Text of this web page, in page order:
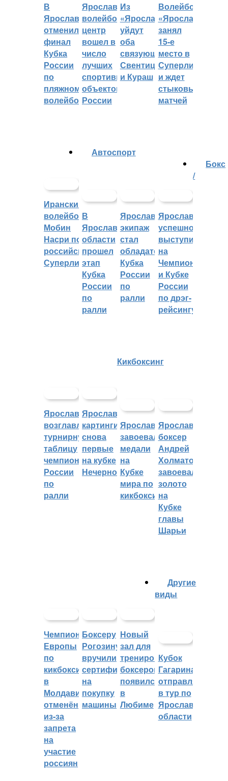
В
Ярославле
отменили
финал
Кубка
России
по
пляжному
волейболу
Ярославский
волейбольный
центр
вошел в
число
лучших
спортивных
объектов
России
Из
«Ярославича»
уйдут
оба
связующих:
Свентицкис
и Кураш
Волейбольный
«Ярославич»
занял
15-е
место в
Суперлиге
и ждет
стыковых
матчей
Иранский
волейболист
Мобин
Насри покинет
российскую
Суперлигу
Автоспорт
В
Ярославской
области
прошел
этап
Кубка
России
по
ралли
Ярославский
экипаж
стал
обладателем
Кубка
России
по
ралли
Ярославцы
успешно
выступили
на
Чемпионате
и Кубке
России
по дрэг-
рейсингу
Ярославцы
возглавляют
турнирную
таблицу
чемпионата
России
по
ралли
Ярославские
картингисты
снова
первые
на кубке
Нечерноземья
Бокс
/
Кикбоксинг
Ярославцы
завоевали
медали
на
Кубке
мира по
кикбоксингу
Ярославский
боксер
Андрей
Холматов
завоевал
золото
на
Кубке
главы
Шарьи
Чемпионат
Европы
по
кикбоксингу
в
Молдавии
отменён
из-за
запрета
на
участие
россиян
Боксеру
Рогозину
вручили
сертификат
на
покупку
машины
Новый
зал для
тренировок
боксеров
появился
в
Любиме
Другие
виды
Кубок
Гагарина
отправляется
в тур по
Ярославской
области